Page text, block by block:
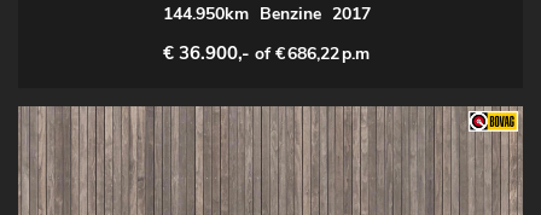
144.950km Benzine 2017
€ 36.900,- of €686,22p.m